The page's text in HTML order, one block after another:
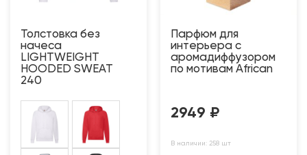
Толстовка без
начеса
LIGHTWEIGHT
HOODED SWEAT
240
Парфюм для
интерьера с
аромадиффузором
по мотивам African
2949 ₽
В наличии: 258 шт